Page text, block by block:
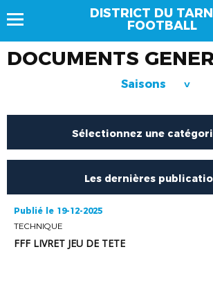
DISTRICT DU
FOOTBALL
DOCUMENTS
Saisons >
Sélectionnez une
Les dernières
Publié le 19-12-2025
TECHNIQUE
FFF LIVRET JEU DE TETE